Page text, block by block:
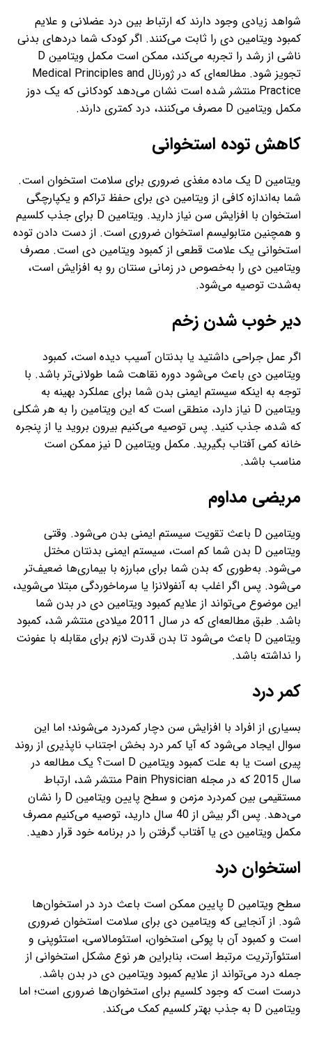
شواهد زیادی وجود دارند که ارتباط بین درد عضلانی و علایم
کمبود ویتامین دی را ثابت می‌کنند. اگر کودک شما دردهای بدنی
ناشی از رشد را تجربه می‌کند، ممکن است مکمل ویتامین D
تجویز شود. مطالعه‌ای که در ژورنال Medical Principles and
Practice منتشر شده است نشان می‌دهد کودکانی که یک دوز
مکمل ویتامین D مصرف می‌کنند، درد کمتری دارند.
کاهش توده استخوانی
ویتامین D یک ماده مغذی ضروری برای سلامت استخوان است.
شما به‌اندازه کافی از ویتامین دی برای حفظ تراکم و یکپارچگی
استخوان با افزایش سن نیاز دارید. ویتامین D برای جذب کلسیم
و همچنین متابولیسم استخوان ضروری است. از دست دادن توده
استخوانی یک علامت قطعی از کمبود ویتامین دی است. مصرف
ویتامین دی را به‌خصوص در زمانی سنتان رو به افزایش است،
به‌شدت توصیه می‌شود.
دیر خوب شدن زخم
اگر عمل جراحی داشتید یا بدنتان آسیب دیده است، کمبود
ویتامین دی باعث می‌شود دوره نقاهت شما طولانی‌تر باشد. با
توجه به اینکه سیستم ایمنی بدن شما برای عملکرد بهینه به
ویتامین D نیاز دارد، منطقی است که این ویتامین را به هر شکلی
که شده، جذب کنید. پس توصیه می‌کنیم بیرون بروید یا از پنجره
خانه کمی آفتاب بگیرید. مکمل ویتامین D نیز ممکن است
مناسب باشد.
مریضی مداوم
ویتامین D باعث تقویت سیستم ایمنی بدن می‌شود. وقتی
ویتامین D بدن شما کم است، سیستم ایمنی بدنتان مختل
می‌شود. به‌طوری که بدن شما برای مبارزه با بیماری‌ها ضعیف‌تر
می‌شود. پس اگر اغلب به آنفولانزا یا سرماخوردگی مبتلا می‌شوید،
این موضوع می‌تواند از علایم کمبود ویتامین دی در بدن شما
باشد. طبق مطالعه‌ای که در سال 2011 میلادی منتشر شد، کمبود
ویتامین D باعث می‌شود تا بدن قدرت لازم برای مقابله با عفونت
را نداشته باشد.
کمر درد
بسیاری از افراد با افزایش سن دچار کمردرد می‌شوند؛ اما این
سوال ایجاد می‌شود که آیا کمر درد بخش اجتناب ناپذیری از روند
پیری است یا به علت کمبود ویتامین D است؟ یک مطالعه در
سال 2015 که در مجله Pain Physician منتشر شد، ارتباط
مستقیمی بین کمردرد مزمن و سطح پایین ویتامین D را نشان
می‌دهد. پس اگر بیش از 40 سال دارید، توصیه می‌کنیم مصرف
مکمل ویتامین دی یا آفتاب گرفتن را در برنامه خود قرار دهید.
استخوان درد
سطح ویتامین D پایین ممکن است باعث درد در استخوان‌ها
شود. از آنجایی که ویتامین دی برای سلامت استخوان ضروری
است و کمبود آن با پوکی استخوان، استئومالاسی، استئوپنی و
استئوآرتریت مرتبط است، بنابراین هر نوع مشکل استخوانی از
جمله درد می‌تواند از علایم کمبود ویتامین دی در بدن باشد.
درست است که وجود کلسیم برای استخوان‌ها ضروری است؛ اما
ویتامین D به جذب بهتر کلسیم کمک می‌کند.